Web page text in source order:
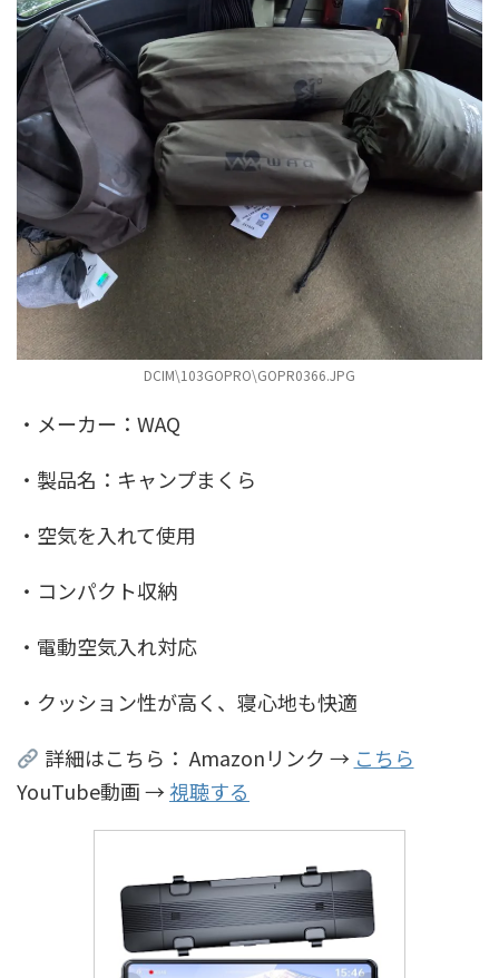
DCIM\103GOPRO\GOPR0366.JPG
・メーカー：WAQ
・製品名：キャンプまくら
・空気を入れて使用
・コンパクト収納
・電動空気入れ対応
・クッション性が高く、寝心地も快適
詳細はこちら： Amazonリンク → こちら
YouTube動画 →視聴する